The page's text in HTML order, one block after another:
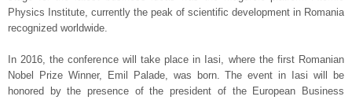
Physics Institute, currently the peak of scientific development in Romania
recognized worldwide.
In 2016, the conference will take place in Iasi, where the first Romanian
Nobel Prize Winner, Emil Palade, was born. The event in Iasi will be
honored by the presence of the president of the European Business